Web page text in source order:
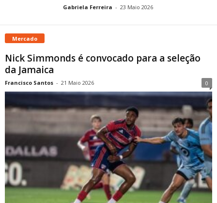
Gabriela Ferreira - 23 Maio 2026
Mercado
Nick Simmonds é convocado para a seleção
da Jamaica
Francisco Santos - 21 Maio 2026 0